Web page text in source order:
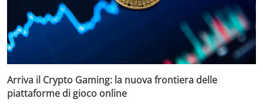
Arriva il Crypto Gaming: la nuova frontiera delle
piattaforme di gioco online